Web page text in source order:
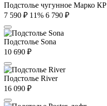
Подстолье чугунное Марко КР
7 590 ₽ 11% 6 790 ₽
Подстолье Sona
10 690 ₽
Подстолье River
16 090 ₽